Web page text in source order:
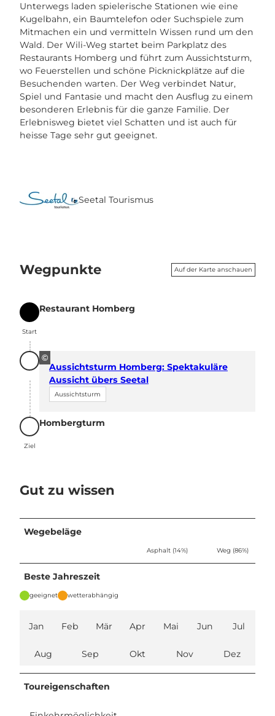
Unterwegs laden spielerische Stationen wie eine
Kugelbahn, ein Baumtelefon oder Suchspiele zum
Mitmachen ein und vermitteln Wissen rund um den
Wald. Der Wili-Weg startet beim Parkplatz des
Restaurants Homberg und führt zum Aussichtsturm,
wo Feuerstellen und schöne Picknickplätze auf die
Besuchenden warten. Der Weg verbindet Natur,
Spiel und Fantasie und macht den Ausflug zu einem
besonderen Erlebnis für die ganze Familie. Der
Erlebnisweg bietet viel Schatten und ist auch für
heisse Tage sehr gut geeignet.
Seetal Tourismus
Wegpunkte Auf der Karte anschauen
Start
Start
Restaurant Homberg
©
Aussichtsturm Homberg: Spektakuläre
Aussicht übers Seetal
Aussichtsturm
Ziel
Ziel
Hombergturm
Gut zu wissen
Wegebeläge
Asphalt (14%) Weg (86%)
Beste Jahreszeit
geeignet wetterabhängig
Jan Feb Mär Apr Mai Jun Jul
Aug Sep Okt Nov Dez
Toureigenschaften